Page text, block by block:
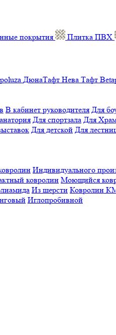
покрытия Плитка ПВХ
ДюнаТафт Нева Тафт
В кабинет руководителя Для
Для спортзала Для
Для детской Для
Индивидуального
ковролин Моющийся
Из шерсти Ковролин
Иглопробивной